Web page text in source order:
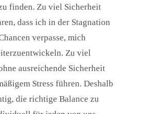
finden. Zu viel Sicherheit
dass ich in der Stagnation
verpasse, mich
Zu viel
ausreichende Sicherheit
Stress führen. Deshalb
die richtige Balance zu